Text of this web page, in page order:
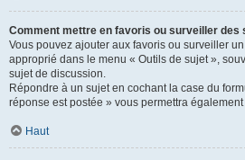
Comment mettre en favoris ou surveiller des
Vous pouvez ajouter aux favoris ou surveiller
approprié dans le menu « Outils de sujet »,
sujet de discussion.
Répondre à un sujet en cochant la case du
réponse est postée » vous permettra
Haut